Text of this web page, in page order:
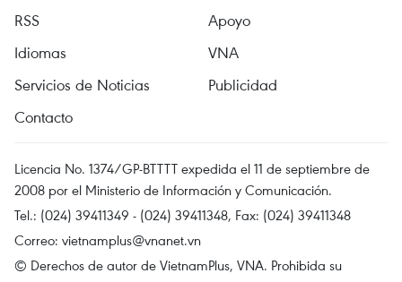
RSS
Apoyo
Idiomas
VNA
Servicios de Noticias
Publicidad
Contacto
Licencia No. 1374/GP-BTTTT expedida el 11 de septiembre de
2008 por el Ministerio de Información y Comunicación.
Tel.: (024) 39411349 - (024) 39411348, Fax: (024) 39411348
Correo: vietnamplus@vnanet.vn
© Derechos de autor de VietnamPlus, VNA. Prohibida su